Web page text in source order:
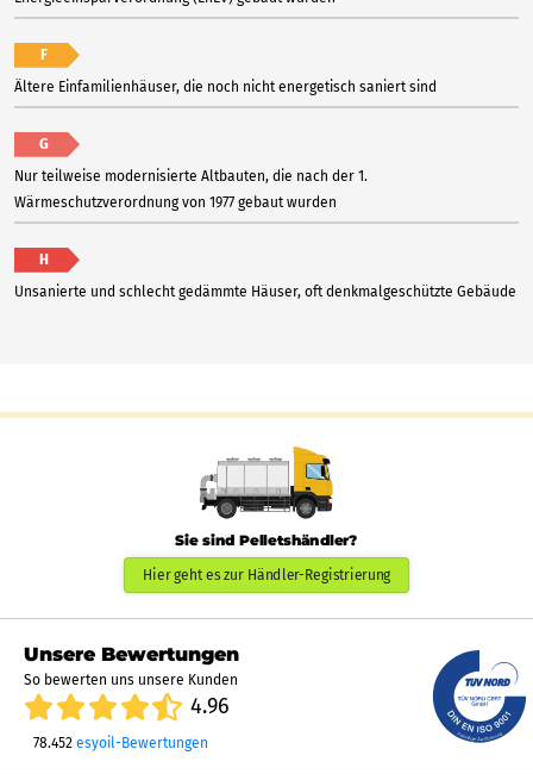
F
Ältere Einfamilienhäuser, die noch nicht energetisch saniert sind
G
Nur teilweise modernisierte Altbauten, die nach der 1.
Wärmeschutzverordnung von 1977 gebaut wurden
H
Unsanierte und schlecht gedämmte Häuser, oft denkmalgeschützte Gebäude
Sie sind Pelletshändler?
Hier geht es zur Händler-Registrierung
Unsere Bewertungen
So bewerten uns unsere Kunden
4.96
78.452 esyoil-Bewertungen